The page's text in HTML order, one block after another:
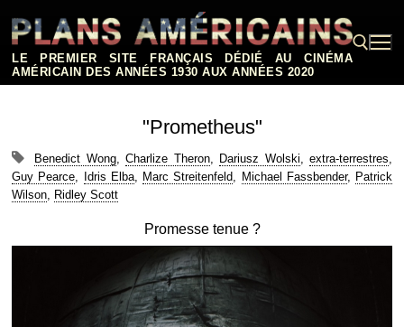
contenu
LE PREMIER SITE FRANÇAIS DÉDIÉ AU CINÉMA
AMÉRICAIN DES ANNÉES 1930 AUX ANNÉES 2020
"Prometheus"
Benedict Wong,Charlize Theron, Dariusz Wolski,extra-terrestres,
Guy Pearce, Idris Elba, Marc Streitenfeld, Michael Fassbender, Patrick
Wilson, Ridley Scott
Promesse tenue ?